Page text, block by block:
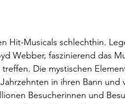
Webber, faszinierend das
Die mystischen
in ihren Bann
Besucherinnen und